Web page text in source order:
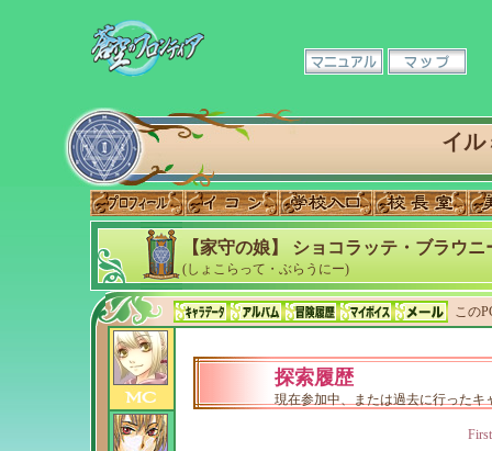
イル
【家守の娘】 ショコラッテ・ブラウニ
(しょこらって・ぶらうにー)
この
探索履歴
現在参加中、または過去に行った
First